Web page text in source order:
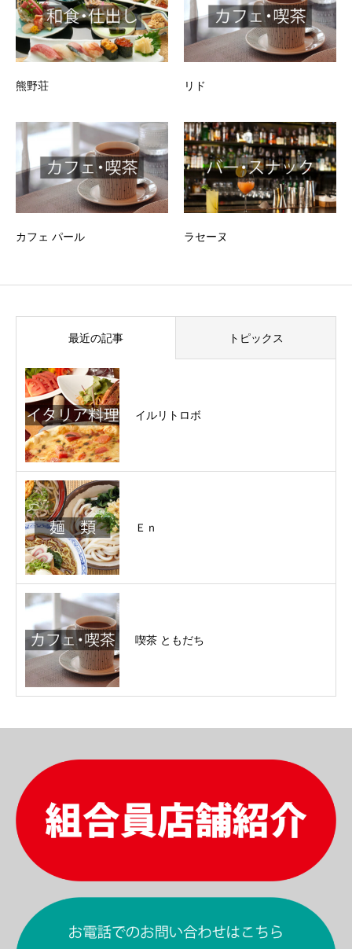
熊野荘 リド
カフェ パール ラセーヌ
最近の記事 トピックス
イルリトロボ
Ｅｎ
喫茶 ともだち